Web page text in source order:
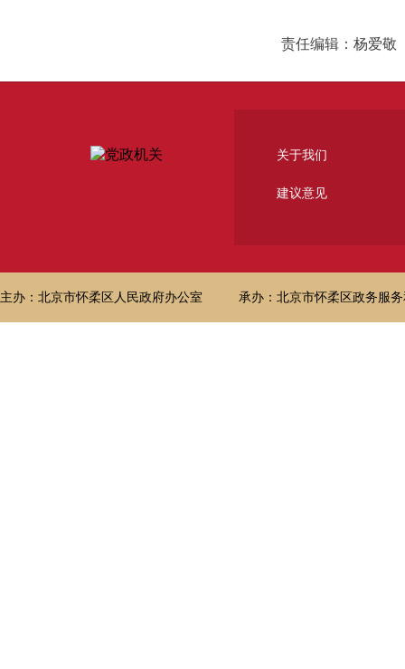
责任编辑：杨爱敬
关于我们
建议意见
主办：北京市怀柔区人民政府办公室 承办：北京市怀柔区政务服